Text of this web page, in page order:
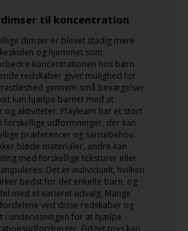
til koncentration
dimser er blevet stadig mere
og hjemmet som
koncentrationen hos børn.
redskaber giver mulighed for
gennem små bevægelser
kan hjælpe barnet med at
og aktiviteter. Playlearn har et stort
forskellige udformninger, der kan
præferencer og sansebehov.
bløde materialer, andre kan
med forskellige teksturer eller
Det er individuelt, hvilken
bedst for det enkelte barn, og
med et varieret udvalg. Mange
ved disse redskaber og
i undervisningen for at hjælpe
Fidget toys kan